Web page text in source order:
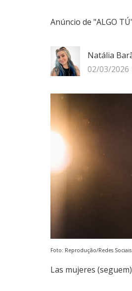
Anúncio de "ALGO
Natália
02/03/2026
Foto: Reprodução/Redes Sociais
Las mujeres